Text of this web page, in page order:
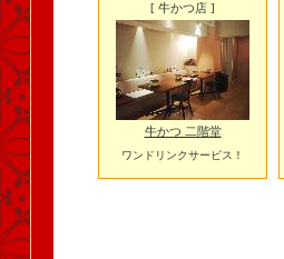
[ 牛かつ店 ]
牛かつ 二階堂
ワンドリンクサービス！